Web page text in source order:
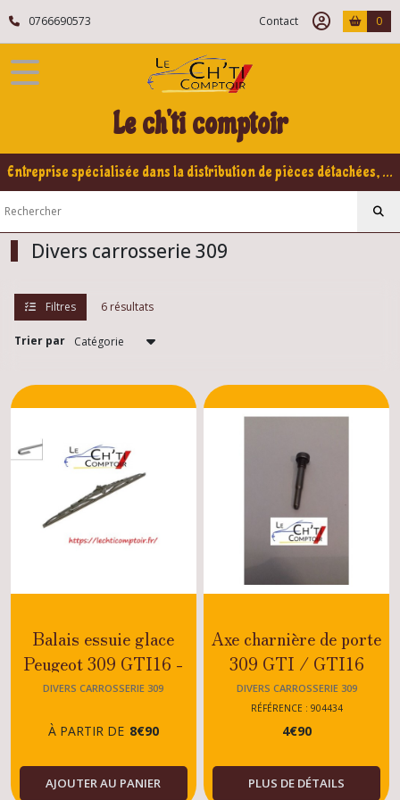
0766690573 Contact 0
Le ch'ti comptoir
Entreprise spécialisée dans la distribution de pièces détachées, refabrication pour voitures Yountimers Peugeot 205 GTI, 309 GTI - GTI16
Divers carrosserie 309
Filtres 6 résultats
Trier par
Balais essuie glace
Peugeot 309 GTI16 -
GTI - GT - SRDT - XS
- TOUS MODELES
DIVERS CARROSSERIE 309
À PARTIR DE 8€90
AJOUTER AU PANIER
Axe charnière de porte
309 GTI / GTI16
DIVERS CARROSSERIE 309
RÉFÉRENCE : 904434
4€90
PLUS DE DÉTAILS
Fermer
FILTRES
Peugeot
309
Eléments
309
Agrafes
carrosserie
309
(8)
carrosserie
carrosserie,vitrage
309
Vitrages
(10)
Accessoires
309